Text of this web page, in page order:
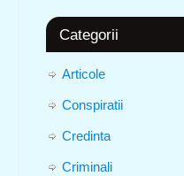
Categorii
Articole
Conspiratii
Credinta
Criminali